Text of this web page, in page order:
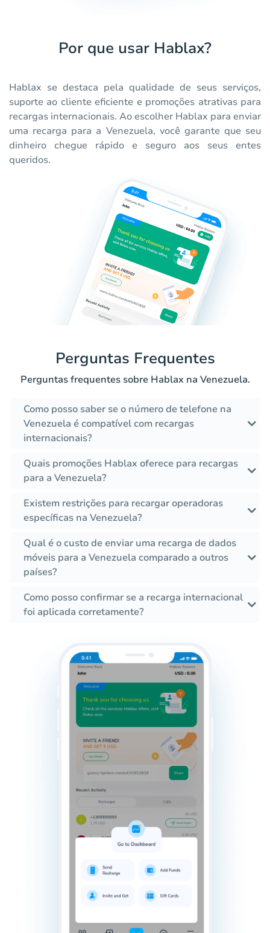
Por que usar Hablax?
Hablax se destaca pela qualidade de seus serviços,
suporte ao cliente eficiente e promoções atrativas para
recargas internacionais. Ao escolher Hablax para enviar
uma recarga para a Venezuela, você garante que seu
dinheiro chegue rápido e seguro aos seus entes
queridos.
Perguntas Frequentes
Perguntas frequentes sobre Hablax na Venezuela.
Como posso saber se o número de telefone na
Venezuela é compatível com recargas
internacionais?
Quais promoções Hablax oferece para recargas
para a Venezuela?
Existem restrições para recargar operadoras
específicas na Venezuela?
Qual é o custo de enviar uma recarga de dados
móveis para a Venezuela comparado a outros
países?
Como posso confirmar se a recarga internacional
foi aplicada corretamente?